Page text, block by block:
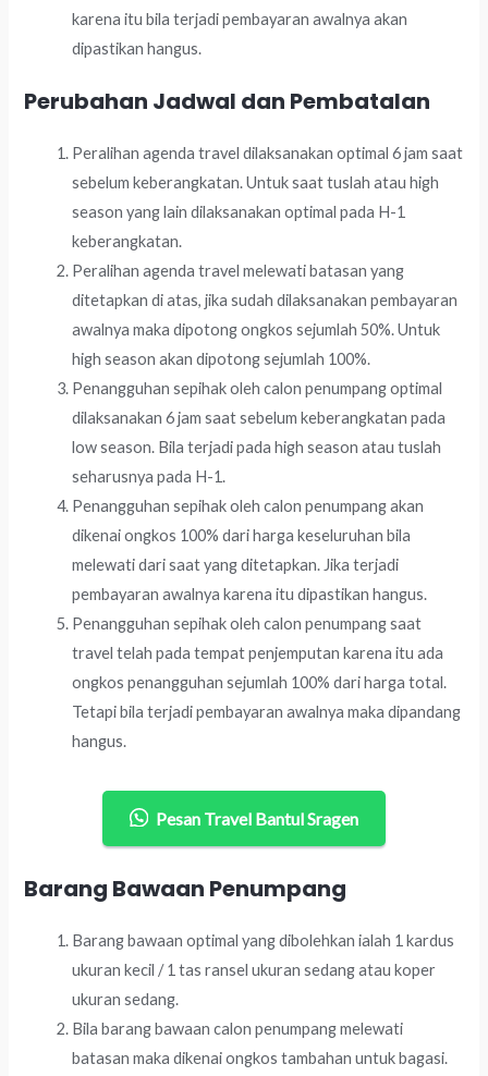
karena itu bila terjadi pembayaran awalnya akan
dipastikan hangus.
Perubahan Jadwal dan Pembatalan
Peralihan agenda travel dilaksanakan optimal 6 jam saat
sebelum keberangkatan. Untuk saat tuslah atau high
season yang lain dilaksanakan optimal pada H-1
keberangkatan.
Peralihan agenda travel melewati batasan yang
ditetapkan di atas, jika sudah dilaksanakan pembayaran
awalnya maka dipotong ongkos sejumlah 50%. Untuk
high season akan dipotong sejumlah 100%.
Penangguhan sepihak oleh calon penumpang optimal
dilaksanakan 6 jam saat sebelum keberangkatan pada
low season. Bila terjadi pada high season atau tuslah
seharusnya pada H-1.
Penangguhan sepihak oleh calon penumpang akan
dikenai ongkos 100% dari harga keseluruhan bila
melewati dari saat yang ditetapkan. Jika terjadi
pembayaran awalnya karena itu dipastikan hangus.
Penangguhan sepihak oleh calon penumpang saat
travel telah pada tempat penjemputan karena itu ada
ongkos penangguhan sejumlah 100% dari harga total.
Tetapi bila terjadi pembayaran awalnya maka dipandang
hangus.
Pesan Travel Bantul Sragen
Barang Bawaan Penumpang
Barang bawaan optimal yang dibolehkan ialah 1 kardus
ukuran kecil / 1 tas ransel ukuran sedang atau koper
ukuran sedang.
Bila barang bawaan calon penumpang melewati
batasan maka dikenai ongkos tambahan untuk bagasi.